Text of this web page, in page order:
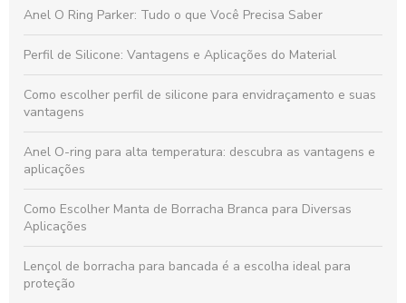
Anel O Ring Parker: Tudo o que Você Precisa Saber
Perfil de Silicone: Vantagens e Aplicações do Material
Como escolher perfil de silicone para envidraçamento e suas
vantagens
Anel O-ring para alta temperatura: descubra as vantagens e
aplicações
Como Escolher Manta de Borracha Branca para Diversas
Aplicações
Lençol de borracha para bancada é a escolha ideal para
proteção